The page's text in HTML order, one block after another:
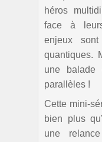
héros
face à
enjeux
quantiques.
une balade
parallèles !
Cette mini-
bien plus
une